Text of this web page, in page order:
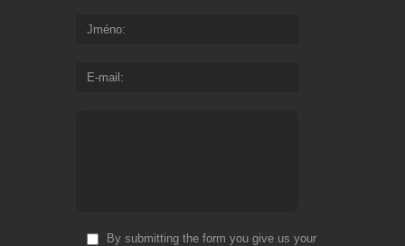
Jméno
E-mail
By submitting the form you give us your